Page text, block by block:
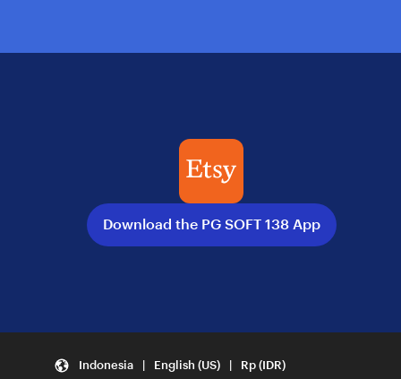
Download the PG SOFT 138 App
Indonesia | English (US) | Rp (IDR)